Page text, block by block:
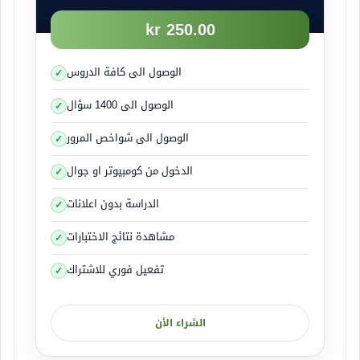
شاهد الصورة التوضيحية
انخفاض ضغط الكعبرة
انخفاض ضغط الكعبرة له تأثير كبير على خواص السيارة
ايضاً وسببه الحمولة في جزء متأخر من المقطورة وليس
في مقدمتها وعند وضع الحمولة في جزء متأخر من
المقطورة
فأنه يضغط مؤخرة المقطورة للأسفل مما يجعل الضغط
على الكعبرة غير كافي وغير معتدل ويسحبها للأعلى
والتي سببها الحمولة ويسبب عدم تماسك للأطارات
الخلفية بالسيارة
250.00 kr
الوصول الى كافة الدروس
الوصول الى 1400 سؤال
الوصول الى شواخص المرور
الدخول من كومبيوتر او جوال
الدراسة بدون اعلانات
مشاهدة نتائج الاختبارات
تفعيل فوري للاشتراك
الشراء الأن